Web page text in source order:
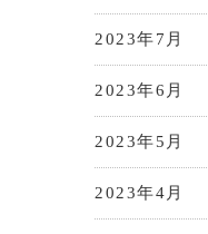
2023年7月
2023年6月
2023年5月
2023年4月